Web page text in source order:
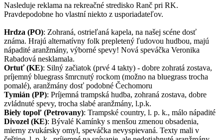
Nasleduje reklama na rekreačné stredisko Ranč pri RK.
Pravdepodobne ho vlastní niekto z usporiadateľov.
Hrdza (PO): Zohraná, ostrieľaná kapela, na našej scéne dosť
známa. Hrajú alternatívny folk prepletený ľudovou hudbou, majú
nápadité aranžmány, výborné spevy! Nová speváčka Veronika
Rabadová nesklamala.
Ortuť (KE): Silný začiatok (prvé 4 takty) - dobre zohratá zostava,
príjemný bluegrass šmrcnutý rockom (možno na bluegrass trocha
pomalé), aranžmány dosť podobné Čechomoru
Tymián (PP): Príjemná trampská hudba, zohraná zostava, dobre
zvládnuté spevy, trocha slabé aranžmány, l.p.k.
Biely topoľ (Petrovany): Trampské country, l. p. k., málo nápadité
Divozel (KE): Bývalé Kamínky s menšou zmenou obsadenia,
mierny zvukársky omyl, speváčka nevyspievaná. Texty mali v